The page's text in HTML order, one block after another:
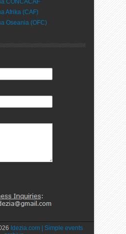
CONCACAF
Afrika (CAF)
Oseania (OFC)
Idezia.com | Simple events